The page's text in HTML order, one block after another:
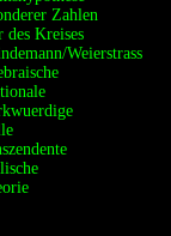
Zahlen
des Kreises
Weierstrass